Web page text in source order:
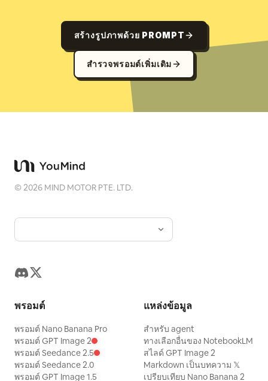
สร้างรูปภาพด้วย PROMPT
สำรวจพรอมต์เพิ่มเติม
©2026 MIND MOTOR PTE. LTD.
พรอมต์
พรอมต์ Nano Banana Pro
พรอมต์ GPT Image 2
พรอมต์ Seedance 2.5
พรอมต์ Seedance 2.0
พรอมต์ GPT Image 1.5
แหล่งข้อมูล
สำหรับ agent
ทางเลือกอื่นของ NotebookLM
สไลด์ GPT Image 2
Markdown เป็นบทความ 𝕏
เปรียบเทียบ Nano Banana 2